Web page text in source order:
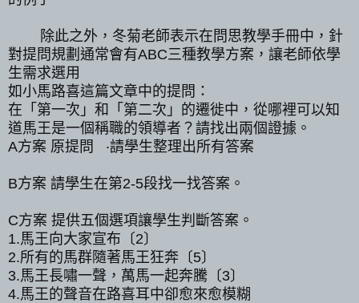
除此之外，冬菊老師表示在問思教學手冊中，針
對提問規劃通常會有ABC三種教學方案， 讓老師依學
生需求選用
如小馬路喜這篇文章中的提問：
在「第一次」和「第二次」的遷徙中， 從哪裡可以知
道馬王是一個稱職的領導者？請找出兩個證據。
A方案 原提問 ‧請學生整理出所有答案
B方案 請學生在第2-5段找一找答案。
C方案 提供五個選項讓學生判斷答案。
1.馬王向大家宣布〔2〕
2.所有的馬群隨著馬王狂奔〔5〕
3.馬王長嘯一聲，萬馬一起奔騰〔3〕
4.馬王的聲音在路喜耳中卻愈來愈模糊